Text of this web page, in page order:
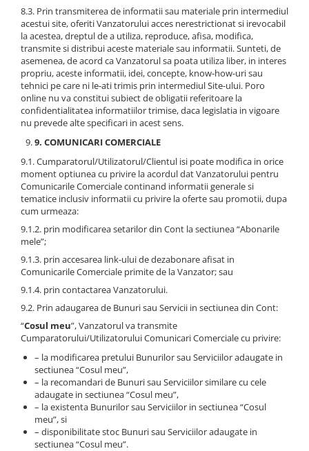
8.3. Prin transmiterea de informatii sau materiale prin intermediul
acestui site, oferiti Vanzatorului acces nerestrictionat si irevocabil
la acestea, dreptul de a utiliza, reproduce, afisa, modifica,
transmite si distribui aceste materiale sau informatii. Sunteti, de
asemenea, de acord ca Vanzatorul sa poata utiliza liber, in interes
propriu, aceste informatii, idei, concepte, know-how-uri sau
tehnici pe care ni le-ati trimis prin intermediul Site-ului. Poro
online nu va constitui subiect de obligatii referitoare la
confidentialitatea informatiilor trimise, daca legislatia in vigoare
nu prevede alte specificari in acest sens.
9. COMUNICARI COMERCIALE
9.1. Cumparatorul/Utilizatorul/Clientul isi poate modifica in orice
moment optiunea cu privire la acordul dat Vanzatorului pentru
Comunicarile Comerciale continand informatii generale si
tematice inclusiv informatii cu privire la oferte sau promotii, dupa
cum urmeaza:
9.1.2. prin modificarea setarilor din Cont la sectiunea “Abonarile
mele”;
9.1.3. prin accesarea link-ului de dezabonare afisat in
Comunicarile Comerciale primite de la Vanzator; sau
9.1.4. prin contactarea Vanzatorului.
9.2. Prin adaugarea de Bunuri sau Servicii in sectiunea din Cont:
“Cosul meu”, Vanzatorul va transmite
Cumparatorului/Utilizatorului Comunicari Comerciale cu privire:
– la modificarea pretului Bunurilor sau Serviciilor adaugate in
sectiunea “Cosul meu”,
– la recomandari de Bunuri sau Serviciilor similare cu cele
adaugate in sectiunea “Cosul meu”,
– la existenta Bunurilor sau Serviciilor in sectiunea “Cosul
meu”, si
– disponibilitate stoc Bunuri sau Serviciilor adaugate in
sectiunea “Cosul meu”.